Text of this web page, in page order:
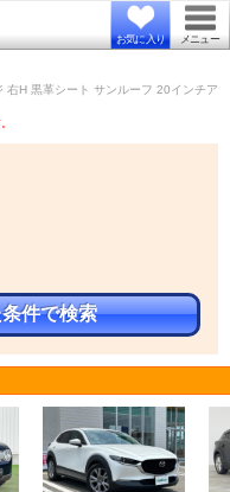
お気に入り メニュー
H 黒革シート サンルーフ 20インチア
件で検索